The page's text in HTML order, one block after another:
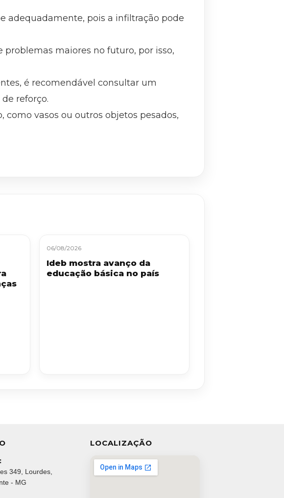
adequadamente, pois a infiltração pode
problemas maiores no futuro, por isso,
é recomendável consultar um
reforço.
como vasos ou outros objetos pesados,
06/08/2026
Ideb mostra avanço da
educação básica no país
349, Lourdes,
- MG
LOCALIZAÇÃO